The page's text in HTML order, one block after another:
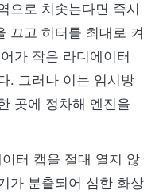
으로 치솟는다면 즉시
끄고 히터를 최대로 켜
가 작은 라디에이터
. 그러나 이는 임시방
곳에 정차해 엔진을
터 캡을 절대 열지 않
가 분출되어 심한 화상